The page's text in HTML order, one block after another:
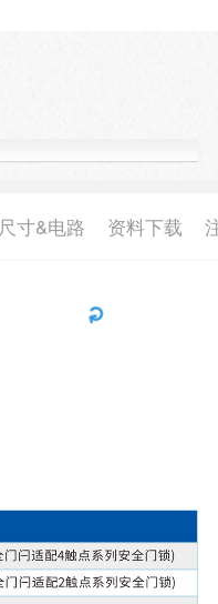
尺寸&电路 资料下载